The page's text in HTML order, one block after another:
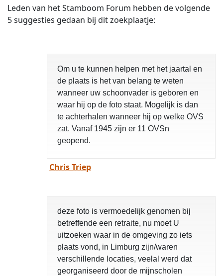
Leden van het Stamboom Forum hebben de volgende
5 suggesties gedaan bij dit zoekplaatje:
Om u te kunnen helpen met het jaartal en
de plaats is het van belang te weten
wanneer uw schoonvader is geboren en
waar hij op de foto staat. Mogelijk is dan
te achterhalen wanneer hij op welke OVS
zat. Vanaf 1945 zijn er 11 OVSn
geopend.
Chris Triep
deze foto is vermoedelijk genomen bij
betreffende een retraite, nu moet U
uitzoeken waar in de omgeving zo iets
plaats vond, in Limburg zijn/waren
verschillende locaties, veelal werd dat
georganiseerd door de mijnscholen